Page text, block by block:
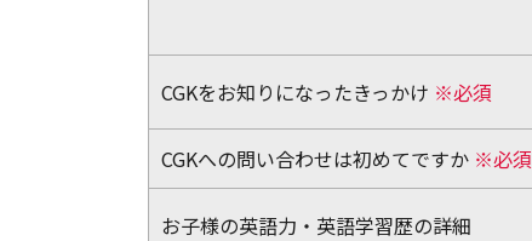
CGKをお知りになったきっかけ ※必須
CGKへの問い合わせは初めてですか ※必須
お子様の英語力・英語学習歴の詳細